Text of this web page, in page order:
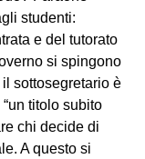
studenti:
e del tutorato
si spingono
sottosegretario è
titolo subito
chi decide di
A questo si